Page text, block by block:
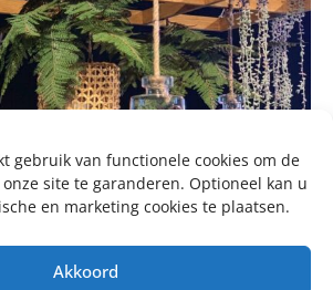
gebruik van functionele cookies om de
site te garanderen. Optioneel kan u
en marketing cookies te plaatsen.
Akkoord